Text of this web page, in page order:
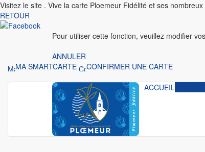
Visitez le site . Vive la carte Ploemeur Fidélité et ses
RETOUR
Pour utiliser cette fonction, veuillez modifier
ANNULER
MA SMARTCARTE
CONFIRMER UNE CARTE
ACCUEIL